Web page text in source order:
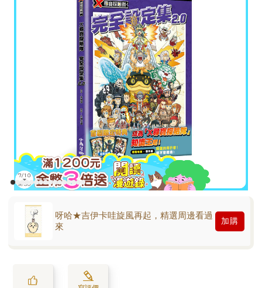
呀哈★吉伊卡哇旋風再起，精選周邊看過
來
加購